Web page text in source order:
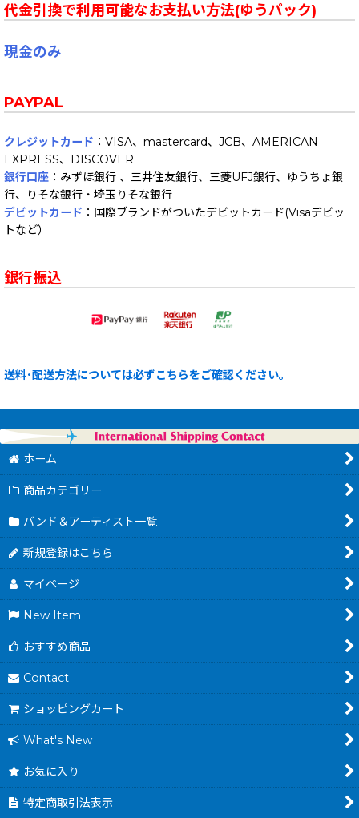
代金引換で利用可能なお支払い方法(ゆうパック)
現金のみ
PAYPAL
クレジットカード ：VISA、mastercard、JCB、AMERICAN
EXPRESS、DISCOVER
銀行口座 ：みずほ銀行 、三井住友銀行、三菱UFJ銀行、ゆうちょ銀
行、りそな銀行・埼玉りそな銀行
デビットカード ：国際ブランドがついたデビットカード(Visaデビッ
トなど）
銀行振込
送料･配送方法については必ずこちらをご確認ください。
ホーム
商品カテゴリー
バンド＆アーティスト一覧
新規登録はこちら
マイページ
New Item
おすすめ商品
Contact
ショッピングカート
What's New
お気に入り
特定商取引法表示